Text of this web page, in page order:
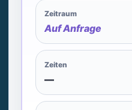
Zeitraum
Auf Anfrage
Zeiten
—